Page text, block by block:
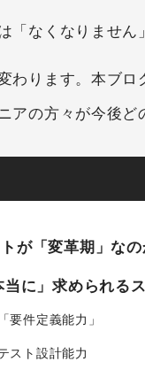
「なくなりません
わります。本ブ
アの方々が今後
が「変革期」な
に」求められる
件定義能力」
スト設計能力